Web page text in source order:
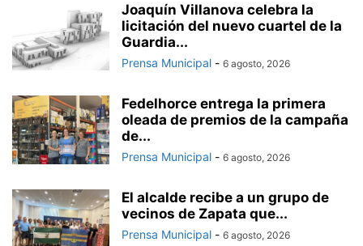
Joaquín Villanova celebra la
licitación del nuevo cuartel de la
Guardia...
Prensa Municipal - 6 agosto, 2026
Fedelhorce entrega la primera
oleada de premios de la campaña
de...
Prensa Municipal - 6 agosto, 2026
El alcalde recibe a un grupo de
vecinos de Zapata que...
Prensa Municipal - 6 agosto, 2026